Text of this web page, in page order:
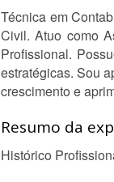
Técnica em
Civil. Atuo como
Profissional.
estratégicas. Sou
crescimento e
Resumo da
Histórico